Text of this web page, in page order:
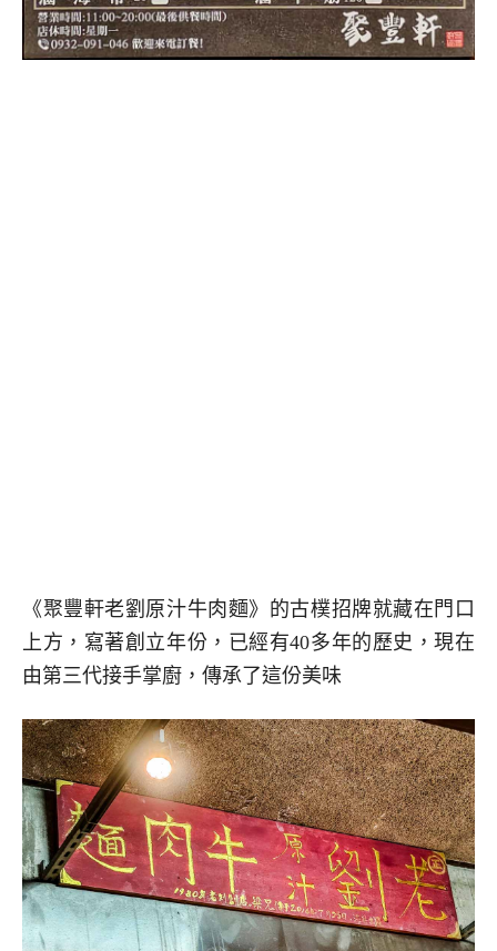
《聚豐軒老劉原汁牛肉麵》的古樸招牌就藏在門口
上方，寫著創立年份，已經有40多年的歷史，現在
由第三代接手掌廚，傳承了這份美味